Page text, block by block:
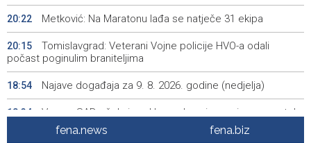
20:22 Metković: Na Maratonu lađa se natječe 31 ekipa
20:15
Tomislavgrad: Veterani Vojne policije HVO-a odali
počast poginulim braniteljima
18:54 Najave događaja za 9. 8. 2026. godine (nedjelja)
18:34
Vance: SAD očekuje od Irana da osigura siguran protok
nafte kroz Hormuški moreuz
fena.news fena.biz